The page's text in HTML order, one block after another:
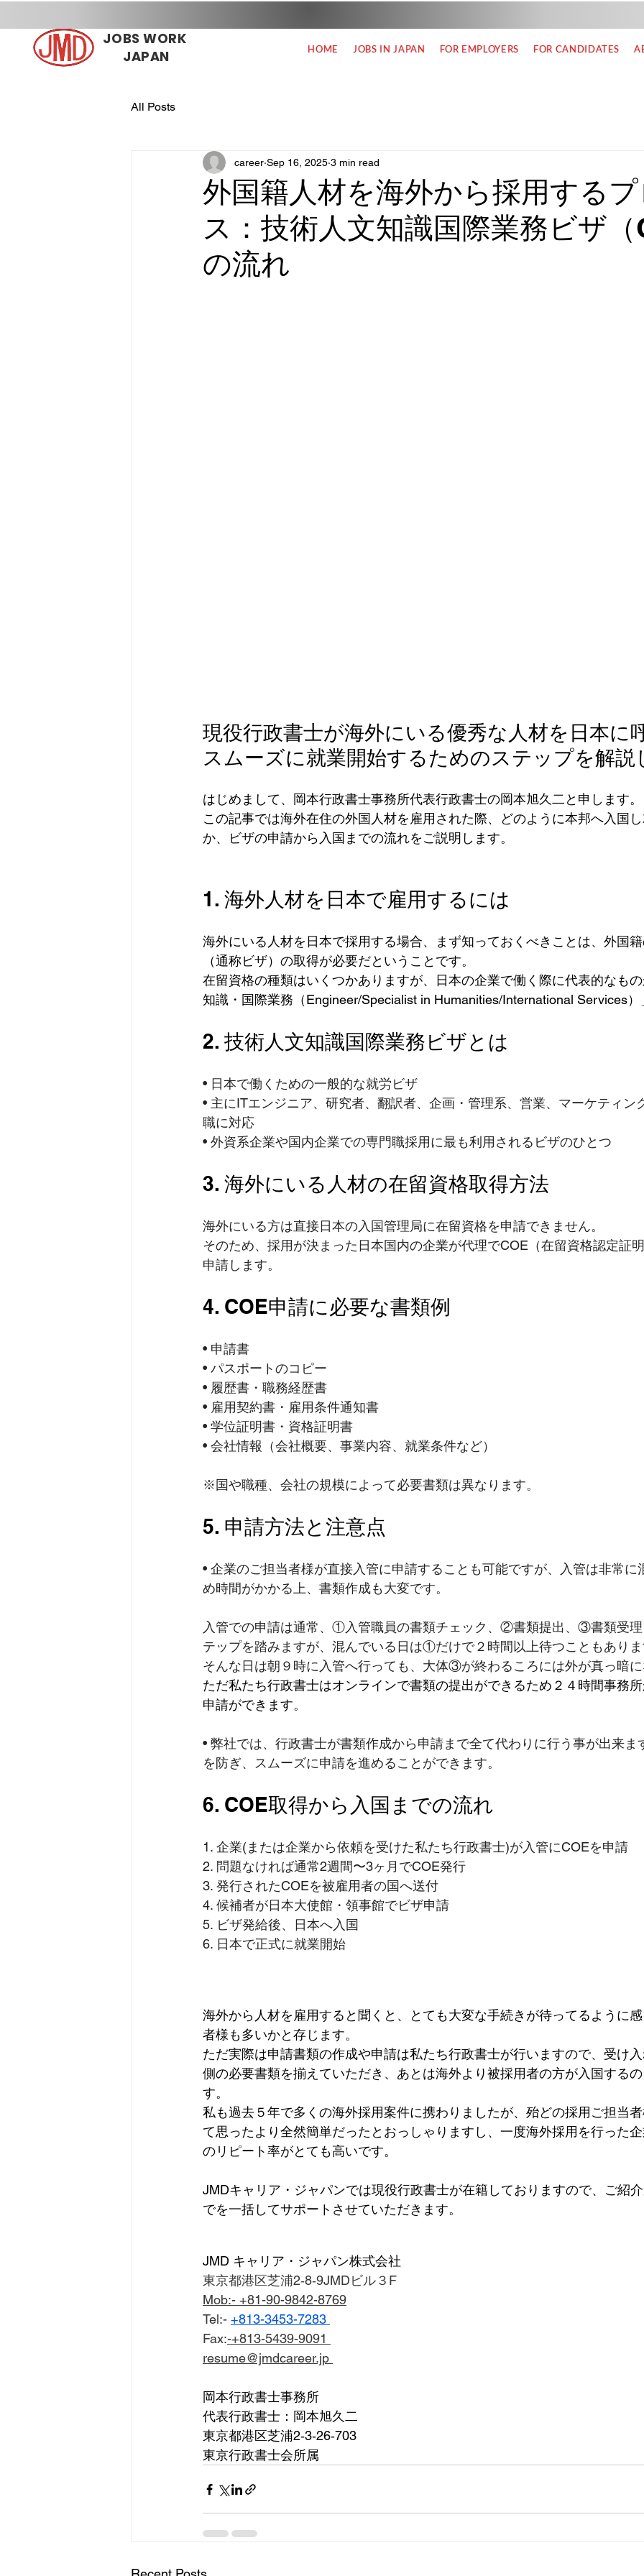
JOBS WORK
JAPAN
HOME JOBS IN JAPAN FOR EMPLOYERS FOR CANDIDATES
All Posts
外国籍人材を海外から採用するプ
ス：技術人文知識国際業務ビザ（
の流れ
career Sep 16, 2025 3 min read
現役行政書士が海外にいる優秀な人材を日本に
スムーズに就業開始するためのステップを解説
はじめまして、岡本行政書士事務所代表行政書士の岡本旭久二と申します。
この記事では海外在住の外国人材を雇用された際、どのように本邦へ入国
か、ビザの申請から入国までの流れをご説明します。
1. 海外人材を日本で雇用するには
海外にいる人材を日本で採用する場合、まず知っておくべきことは、外国
（通称ビザ）の取得が必要だということです。
在留資格の種類はいくつかありますが、日本の企業で働く際に代表的なも
知識・国際業務（Engineer/Specialist in Humanities/International Services）
2. 技術人文知識国際業務ビザとは
• 日本で働くための一般的な就労ビザ
• 主にITエンジニア、研究者、翻訳者、企画・管理系、営業、マーケティン
職に対応
• 外資系企業や国内企業での専門職採用に最も利用されるビザのひとつ
3. 海外にいる人材の在留資格取得方法
海外にいる方は直接日本の入国管理局に在留資格を申請できません。
そのため、採用が決まった日本国内の企業が代理でCOE（在留資格認定証
申請します。
4. COE申請に必要な書類例
• 申請書
• パスポートのコピー
• 履歴書・職務経歴書
• 雇用契約書・雇用条件通知書
• 学位証明書・資格証明書
• 会社情報（会社概要、事業内容、就業条件など）
※国や職種、会社の規模によって必要書類は異なります。
5. 申請方法と注意点
• 企業のご担当者様が直接入管に申請することも可能ですが、入管は非常に
め時間がかかる上、書類作成も大変です。
入管での申請は通常、①入管職員の書類チェック、②書類提出、③書類受理
テップを踏みますが、混んでいる日は①だけで２時間以上待つこともありま
そんな日は朝９時に入管へ行っても、大体③が終わるころには外が真っ暗に
ただ私たち行政書士はオンラインで書類の提出ができるため２４時間事務
申請ができます。
• 弊社では、行政書士が書類作成から申請まで全て代わりに行う事が出来ま
を防ぎ、スムーズに申請を進めることができます。
6. COE取得から入国までの流れ
1. 企業(または企業から依頼を受けた私たち行政書士)が入管にCOEを申請
2. 問題なければ通常2週間〜3ヶ月でCOE発行
3. 発行されたCOEを被雇用者の国へ送付
4. 候補者が日本大使館・領事館でビザ申請
5. ビザ発給後、日本へ入国
6. 日本で正式に就業開始
海外から人材を雇用すると聞くと、とても大変な手続きが待ってるように
者様も多いかと存じます。
ただ実際は申請書類の作成や申請は私たち行政書士が行いますので、受け
側の必要書類を揃えていただき、あとは海外より被採用者の方が入国する
す。
私も過去５年で多くの海外採用案件に携わりましたが、殆どの採用ご担当者
て思ったより全然簡単だったとおっしゃりますし、一度海外採用を行った
のリピート率がとても高いです。
JMDキャリア・ジャパンでは現役行政書士が在籍しておりますので、ご紹
でを一括してサポートさせていただきます。
JMD キャリア・ジャパン株式会社
東京都港区芝浦2‐8‐9JMDビル３F
Mob:- +81-90-9842-8769
Tel:- +813-3453-7283
Fax:-+813-5439-9091
resume@jmdcareer.jp
岡本行政書士事務所
代表行政書士：岡本旭久二
東京都港区芝浦2‐3‐26‐703
東京行政書士会所属